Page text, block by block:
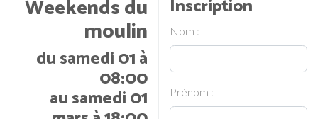
Weekends du
moulin
du samedi 01 à
08:00
au samedi 01
Inscription
Nom :
Prénom :